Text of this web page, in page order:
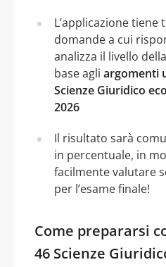
L’applicazione
domande a cui
analizza il livello
base agli argomenti
Scienze Giuridico
2026
Il risultato sarà
in percentuale, in
facilmente valutare
per l’esame finale!
Come prepararsi
46 Scienze